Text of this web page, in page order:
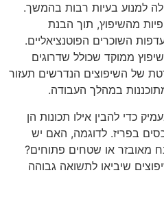
למנוע בעיות רבות בהמשך.
מהשיפוץ, תוך הבנת
השוכרים הפוטנציאליים.
ממוקד שכולל שדרוגים
של השיפוצים הנדרשים תעזור
במהלך העבודה.
כדי להבין אילו תכונות הן
בפריז. לדוגמה, האם יש
מאובזר או שטחים פתוחים?
שיביאו לתשואה גבוהה